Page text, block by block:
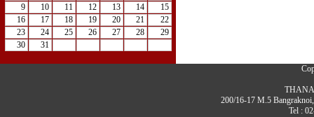
9
10 11 12 13 14
15
16
17 18 19 20 21
22
23
24 25 26 27 28
29
30
31
200/16-17 M.5
Tel :